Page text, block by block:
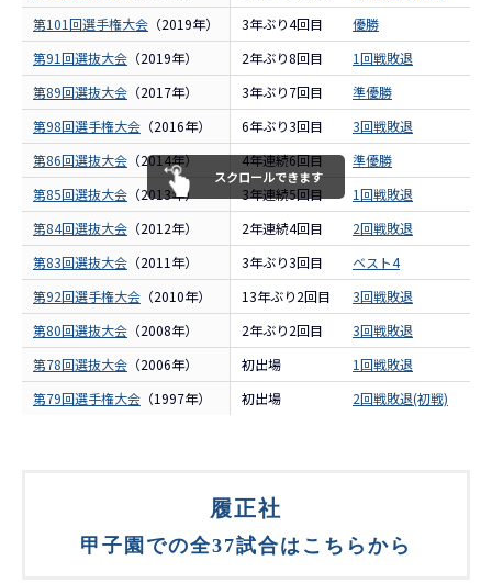
第101回選手権大会 （2019年） 3年ぶり4回目 優勝
第91回選抜大会 （2019年） 2年ぶり8回目 1回戦敗退
第89回選抜大会 （2017年） 3年ぶり7回目 準優勝
第98回選手権大会 （2016年） 6年ぶり3回目 3回戦敗退
第86回選抜大会 （2014年） 4年連続6回目 準優勝
第85回選抜大会 （2013年） 3年連続5回目 1回戦敗退
第84回選抜大会 （2012年） 2年連続4回目 2回戦敗退
第83回選抜大会 （2011年） 3年ぶり3回目 ベスト4
第92回選手権大会 （2010年） 13年ぶり2回目 3回戦敗退
第80回選抜大会 （2008年） 2年ぶり2回目 3回戦敗退
第78回選抜大会 （2006年） 初出場 1回戦敗退
第79回選手権大会 （1997年） 初出場 2回戦敗退(初戦)
スクロールできます
履正社
甲子園での全37試合はこちらから